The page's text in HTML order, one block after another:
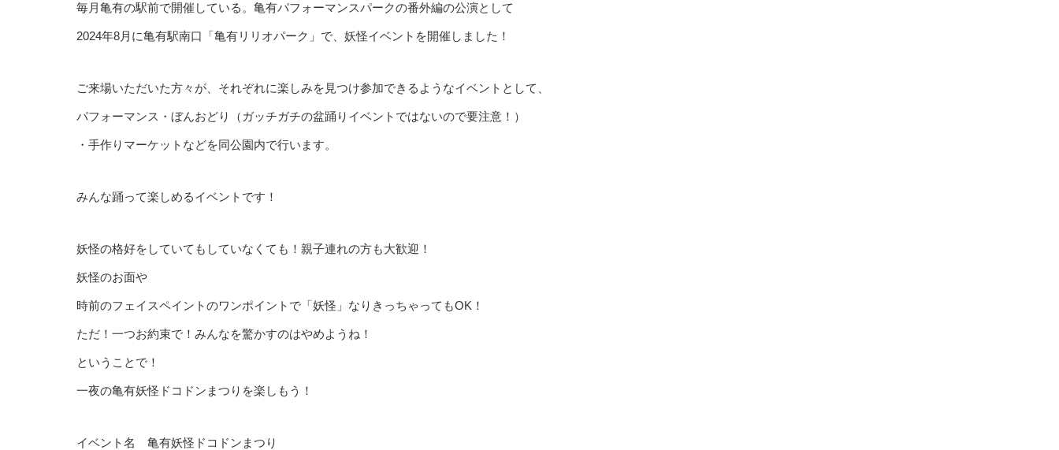
毎月亀有の駅前で開催している。亀有パフォーマンスパークの番外編の公演として
2024年8月に亀有駅南口「亀有リリオパーク」で、妖怪イベントを開催しました！
ご来場いただいた方々が、それぞれに楽しみを見つけ参加できるようなイベントとして、
パフォーマンス・ぼんおどり（ガッチガチの盆踊りイベントではないので要注意！）
・手作りマーケットなどを同公園内で行います。
みんな踊って楽しめるイベントです！
妖怪の格好をしていてもしていなくても！親子連れの方も大歓迎！
妖怪のお面や
時前のフェイスペイントのワンポイントで「妖怪」なりきっちゃってもOK！
ただ！一つお約束で！みんなを驚かすのはやめようね！
ということで！
一夜の亀有妖怪ドコドンまつりを楽しもう！
イベント名 亀有妖怪ドコドンまつり